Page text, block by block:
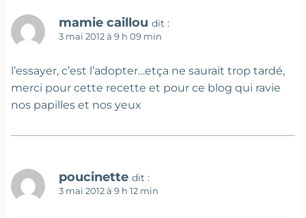
mamie caillou dit :
3 mai 2012 à 9 h 09 min
l’essayer, c’est l’adopter…etça ne saurait trop tardé,
merci pour cette recette et pour ce blog qui ravie
nos papilles et nos yeux
poucinette dit :
3 mai 2012 à 9 h 12 min